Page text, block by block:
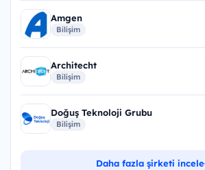
Amgen
Bilişim
Architecht
Bilişim
Doğuş Teknoloji Grubu
Bilişim
Daha fazla şirketi incele